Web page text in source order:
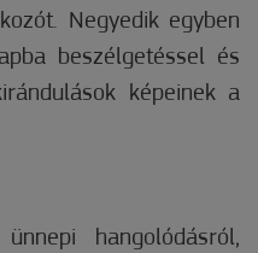
Negyedik egyben
beszélgetéssel és
képeinek a
hangolódásról,